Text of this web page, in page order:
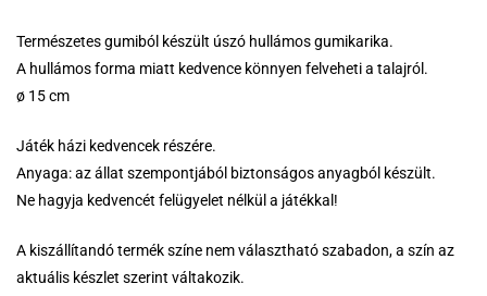
Természetes gumiból készült úszó hullámos gumikarika.
A hullámos forma miatt kedvence könnyen felveheti a talajról.
ø 15 cm
Játék házi kedvencek részére.
Anyaga: az állat szempontjából biztonságos anyagból készült.
Ne hagyja kedvencét felügyelet nélkül a játékkal!
A kiszállítandó termék színe nem választható szabadon, a szín az
aktuális készlet szerint váltakozik.